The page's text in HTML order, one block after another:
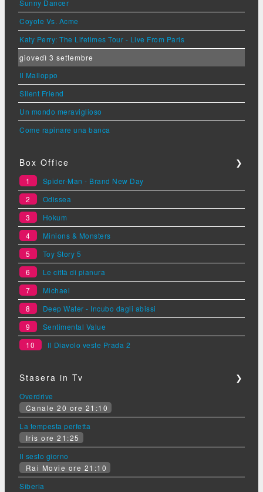
Sunny Dancer
Coyote Vs. Acme
Katy Perry: The Lifetimes Tour - Live From Paris
giovedì 3 settembre
Il Malloppo
Silent Friend
Un mondo meraviglioso
Come rapinare una banca
Box Office ❯
1
Spider-Man - Brand New Day
2
Odissea
3
Hokum
4
Minions & Monsters
5
Toy Story 5
6
Le città di pianura
7
Michael
8
Deep Water - Incubo dagli abissi
9
Sentimental Value
10
Il Diavolo veste Prada 2
Stasera in Tv ❯
Overdrive
Canale 20 ore 21:10
La tempesta perfetta
Iris ore 21:25
Il sesto giorno
Rai Movie ore 21:10
Siberia